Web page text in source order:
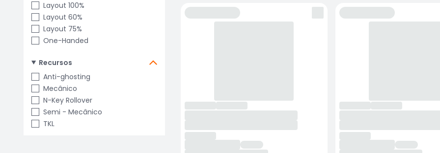
Layout 100%
Layout 60%
Layout 75%
One-Handed
Recursos
Anti-ghosting
Mecânico
N-Key Rollover
Semi - Mecânico
TKL